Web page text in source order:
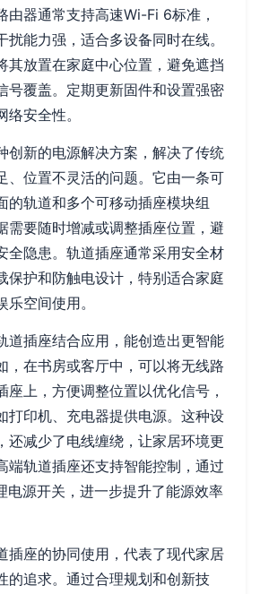
由器通常支持高速Wi-Fi 6标准，
扰能力强，适合多设备同时在线。
其放置在家庭中心位置，避免遮挡
号覆盖。定期更新固件和设置强密
安全性。
创新的电源解决方案，解决了传统
、位置不灵活的问题。它由一条可
的轨道和多个可移动插座模块组
需要随时增减或调整插座位置，避
全隐患。轨道插座通常采用安全材
保护和防触电设计，特别适合家庭
空间使用。
道插座结合应用，能创造出更智能
，在书房或客厅中，可以将无线路
座上，方便调整位置以优化信号，
打印机、充电器提供电源。这种设
还减少了电线缠绕，让家居环境更
端轨道插座还支持智能控制，通过
电源开关，进一步提升了能源效率
插座的协同使用，代表了现代家居
的追求。通过合理规划和创新技